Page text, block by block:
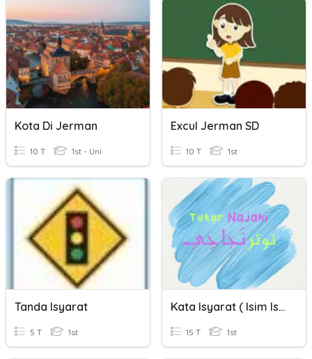
Kota Di Jerman
10 T 1st - Uni
Excul Jerman SD
10 T 1st
Tanda Isyarat
5 T 1st
Kata Isyarat ( Isim Isyarah )
15 T 1st